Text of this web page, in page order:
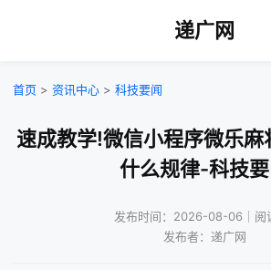
递广网
首页 > 资讯中心 > 科技要闻
速成教学!微信小程序微乐麻
什么规律-科技要
发布时间：2026-08-06｜阅
发布者：递广网